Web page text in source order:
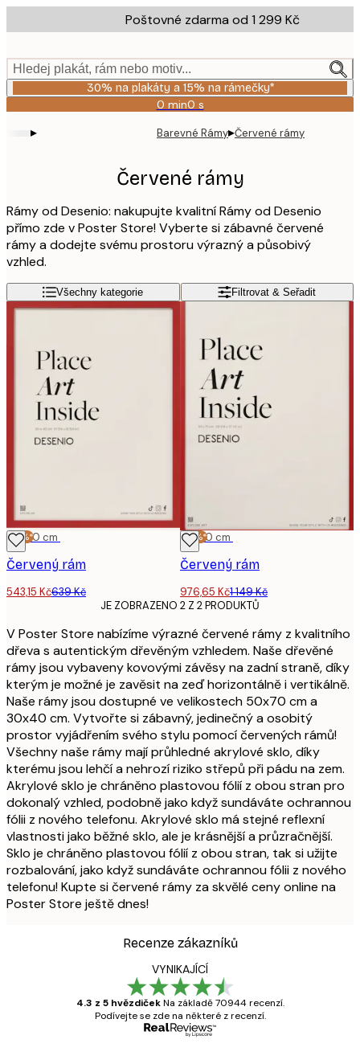
to
content.
Poštovné zdarma od 1 299 Kč
Hledej plakát, rám nebo motiv...
30% na plakáty a 15% na rámečky*
0 min0 s
Platné
do:
2026-
06
▸ Barevné Rámy▸Červené rámy
Červené rámy
Rámy od Desenio: nakupujte kvalitní Rámy od Desenio
přímo zde v Poster Store! Vyberte si zábavné červené
rámy a dodejte svému prostoru výrazný a působivý
vzhled.
Všechny kategorie Filtrovat & Seřadit
-15%*
30x40 cm
Červený rám
543,15 Kč639 Kč
-15%*
50x70 cm
Červený rám
976,65 Kč1 149 Kč
JE ZOBRAZENO 2 Z 2 PRODUKTŮ
V Poster Store nabízíme výrazné červené rámy z kvalitního
dřeva s autentickým dřevěným vzhledem. Naše dřevěné
rámy jsou vybaveny kovovými závěsy na zadní straně, díky
kterým je možné je zavěsit na zeď horizontálně i vertikálně.
Naše rámy jsou dostupné ve velikostech 50x70 cm a
30x40 cm. Vytvořte si zábavný, jedinečný a osobitý
prostor vyjádřením svého stylu pomocí červených rámů!
Všechny naše rámy mají průhledné akrylové sklo, díky
kterému jsou lehčí a nehrozí riziko střepů při pádu na zem.
Akrylové sklo je chráněno plastovou fólií z obou stran pro
dokonalý vzhled, podobně jako když sundáváte ochrannou
fólii z nového telefonu. Akrylové sklo má stejné reflexní
vlastnosti jako běžné sklo, ale je krásnější a průzračnější.
Sklo je chráněno plastovou fólií z obou stran, tak si užijte
rozbalování, jako když sundáváte ochrannou fólii z nového
telefonu! Kupte si červené rámy za skvělé ceny online na
Poster Store ještě dnes!
Recenze zákazníků
VYNIKAJÍCÍ
4.3 z 5 hvězdiček Na základě 70944 recenzí.
Podívejte se zde na některé z recenzí.